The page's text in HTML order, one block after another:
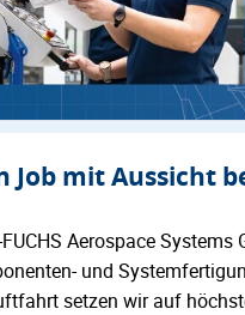
Job mit Aussicht
FUCHS Aerospace
und
setzen wir auf